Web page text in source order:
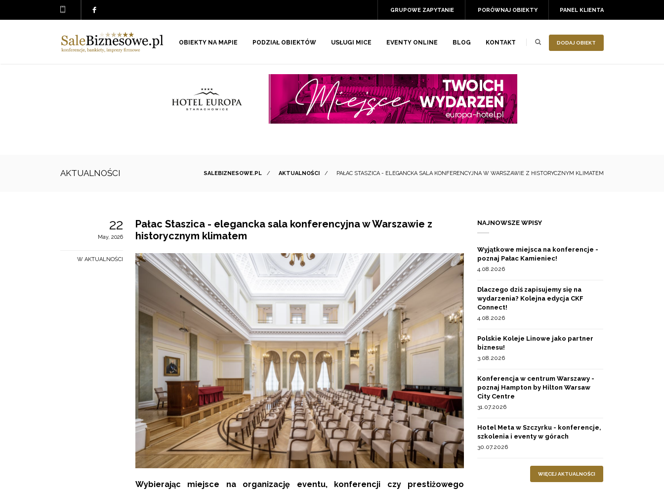
PANEL KLIENTA
PORÓWNAJ OBIEKTY
GRUPOWE ZAPYTANIE
DODAJ OBIEKT
OBIEKTY NA MAPIE PODZIAŁ OBIEKTÓW USŁUGI MICE EVENTY ONLINE BLOG KONTAKT
AKTUALNOŚCI SALEBIZNESOWE.PL / AKTUALNOŚCI / PAŁAC STASZICA - ELEGANCKA SALA KONFERENCYJNA W WARSZAWIE Z HISTORYCZNYM KLIMATEM
22
May, 2026
W AKTUALNOŚCI
Pałac Staszica - elegancka sala konferencyjna w Warszawie z
historycznym klimatem
Wybierając miejsce na organizację eventu, konferencji czy prestiżowego
NAJNOWSZE WPISY
Wyjątkowe miejsca na konferencje -
poznaj Pałac Kamieniec!
4.08.2026
Dlaczego dziś zapisujemy się na
wydarzenia? Kolejna edycja CKF
Connect!
4.08.2026
Polskie Koleje Linowe jako partner
biznesu!
3.08.2026
Konferencja w centrum Warszawy -
poznaj Hampton by Hilton Warsaw
City Centre
31.07.2026
Hotel Meta w Szczyrku - konferencje,
szkolenia i eventy w górach
30.07.2026
WIĘCEJ AKTUALNOŚCI